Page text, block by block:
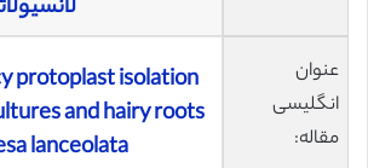
عنوان
انگلیسی
مقاله:
protoplast isolation
and hairy roots
lanceolata